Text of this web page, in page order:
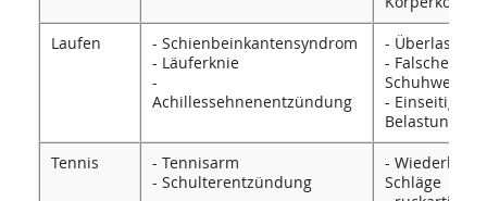
Laufen
- Schienbeinkantensyndrom
- Läuferknie
-
Achillessehnenentzündung
- Überlastung
- Falsches
Schuhwerk
- Einseitige
Belastung
Tennis
- Tennisarm
- Schulterentzündung
- Wiederholte
Schläge